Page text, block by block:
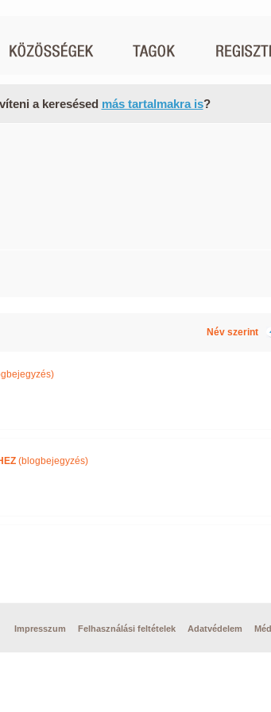
a keresésed más tartalmakra is?
Név szerint
(blogbejegyzés)
Impresszum Felhasználási feltételek Adatvédelem